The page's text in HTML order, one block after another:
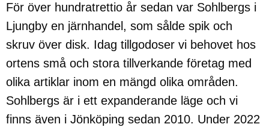
För över hundratrettio år sedan var Sohlbergs i
Ljungby en järnhandel, som sålde spik och
skruv över disk. Idag tillgodoser vi behovet hos
ortens små och stora tillverkande företag med
olika artiklar inom en mängd olika områden.
Sohlbergs är i ett expanderande läge och vi
finns även i Jönköping sedan 2010. Under 2022